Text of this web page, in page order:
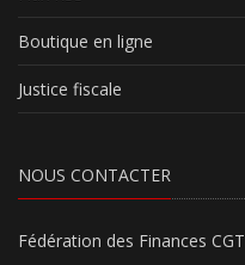
Boutique en ligne
Justice fiscale
NOUS CONTACTER
Fédération des Finances CGT